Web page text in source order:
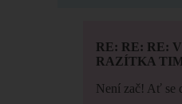
RE: RE: RE:
RAZÍTKA
Není zač! Ať se